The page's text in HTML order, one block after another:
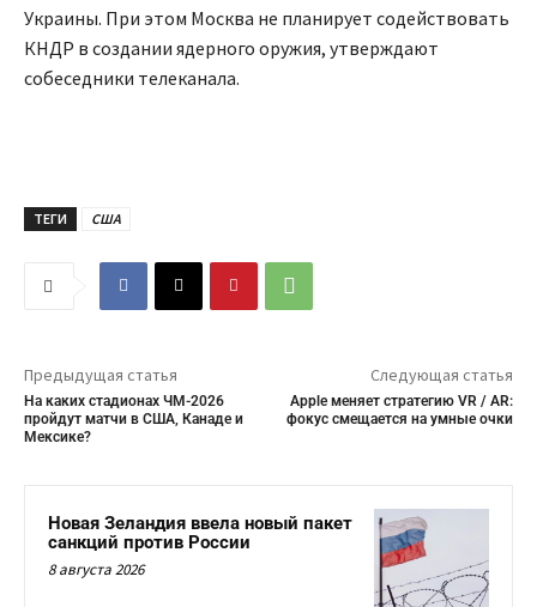
Украины. При этом Москва не планирует содействовать
КНДР в создании ядерного оружия, утверждают
собеседники телеканала.
ТЕГИ США
Предыдущая статья
На каких стадионах ЧМ-2026
пройдут матчи в США, Канаде и
Мексике?
Следующая статья
Apple меняет стратегию VR / AR:
фокус смещается на умные очки
Новая Зеландия ввела новый пакет
санкций против России
8 августа 2026